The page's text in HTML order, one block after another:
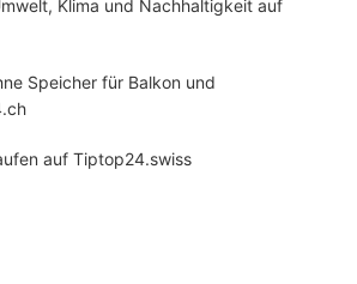
Klima und Nachhaltigkeit auf
Speicher für Balkon und
auf Tiptop24.swiss